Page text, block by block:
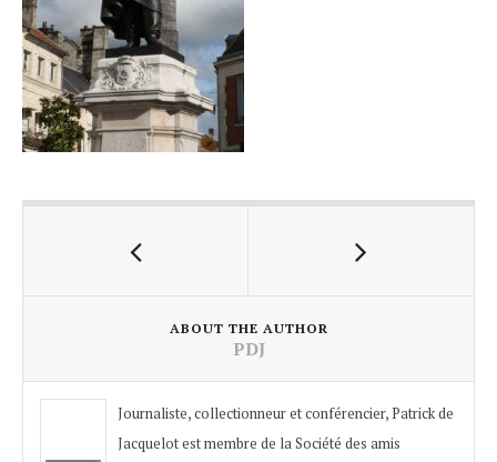
ABOUT THE AUTHOR
PDJ
Journaliste, collectionneur et conférencier, Patrick de
Jacquelot est membre de la Société des amis